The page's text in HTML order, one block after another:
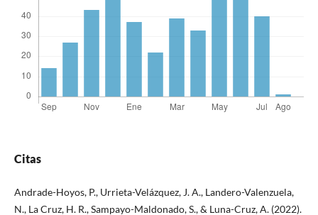
Citas
Andrade-Hoyos, P., Urrieta-Velázquez, J. A., Landero-Valenzuela,
N., La Cruz, H. R., Sampayo-Maldonado, S., & Luna-Cruz, A. (2022).